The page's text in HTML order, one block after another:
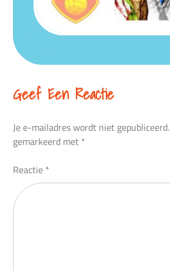
Geef Een Reactie
Je e-mailadres wordt niet gepubliceerd.
gemarkeerd met *
Reactie *